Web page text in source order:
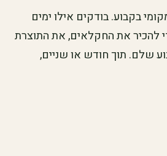
בקבוע. בודקים אילו ימים
להכיר את החקלאים, את התוצרת
שלם. תוך חודש או שניים,